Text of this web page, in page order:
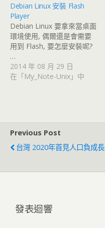
Debian Linux 安裝 Flash
Player
Debian Linux 要拿來當桌面
環境使用, 偶爾還是會需要
用到 Flash, 要怎麼安裝呢?
…
2014 年 08 月 29 日
在「My_Note-Unix」中
Previous Post
台灣 2020年首見人口負成長
發表迴響